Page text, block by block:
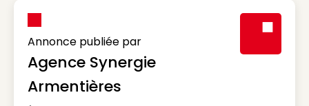
Annonce publiée par
Agence Synergie
Armentières